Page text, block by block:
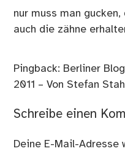
nur muss man
auch die zähne
Pingback: Berliner
2011 – Von Stefan
Schreibe einen
Deine E-Mail-